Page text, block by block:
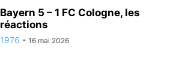
Bayern 5 – 1 FC Cologne, les
réactions
1976 - 16 mai 2026